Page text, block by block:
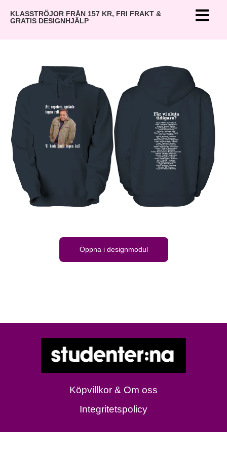
KLASSTRÖJOR FRÅN 157 KR, FRI FRAKT &
GRATIS DESIGNHJÄLP
Öppna i designmodul
Köpvillkor & Om oss
Integritetspolicy